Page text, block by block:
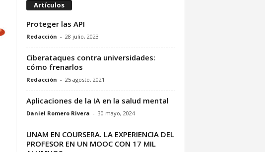
Artículos
Proteger las API
Redacción - 28 julio, 2023
Ciberataques contra universidades:
cómo frenarlos
Redacción - 25 agosto, 2021
Aplicaciones de la IA en la salud mental
Daniel Romero Rivera - 30 mayo, 2024
UNAM EN COURSERA. LA EXPERIENCIA DEL
PROFESOR EN UN MOOC CON 17 MIL